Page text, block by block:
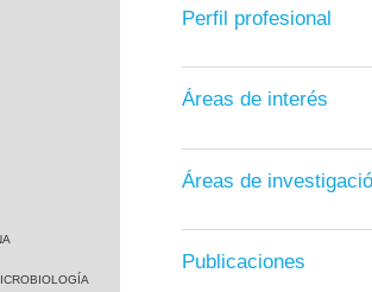
Perfil profesional
Áreas de interés
Áreas de
Publicaciones